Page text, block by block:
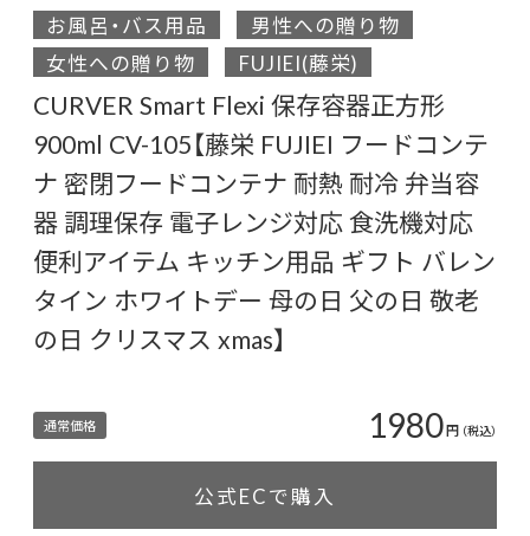
お風呂・バス用品
男性への贈り物
女性への贈り物
FUJIEI(藤栄)
CURVER Smart Flexi 保存容器正方形
900ml CV-105【藤栄 FUJIEI フードコンテ
ナ 密閉フードコンテナ 耐熱 耐冷 弁当容
器 調理保存 電子レンジ対応 食洗機対応
便利アイテム キッチン用品 ギフト バレン
タイン ホワイトデー 母の日 父の日 敬老
の日 クリスマス xmas】
通常価格 1980円 （税込）
公式ECで購入